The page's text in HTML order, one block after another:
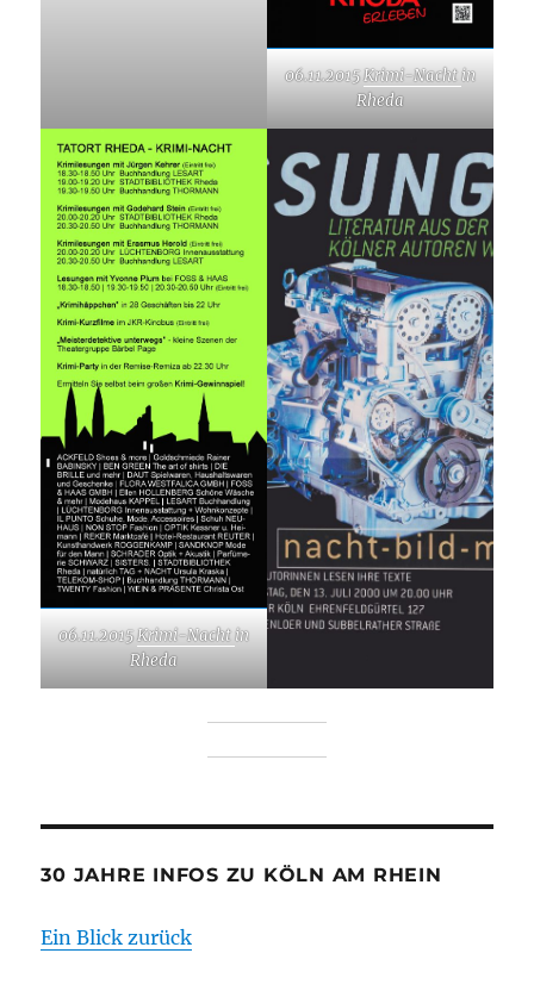
06.11.2015Krimi-Nachtin
Rheda
06.11.2015Krimi-Nachtin
Rheda
30 JAHRE INFOS ZU KÖLN AM RHEIN
Ein Blick zurück